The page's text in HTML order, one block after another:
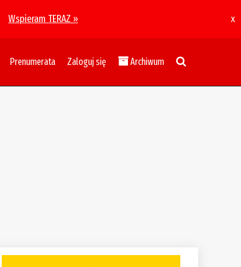
Wspieram TERAZ » x
Prenumerata Zaloguj się Archiwum